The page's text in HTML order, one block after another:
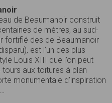
de Beaumanoir construit
de mètres, au sud-
fortifié des de Beaumanoir
est l’un des plus
Louis XIII que l’on peut
aux toitures à plan
monumentale d’inspiration